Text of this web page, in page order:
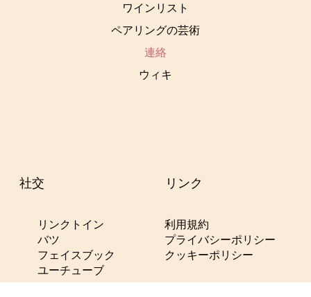
ワインリスト
ペアリングの芸術
連絡
ウィキ
利用規約
プライバシーポリシー
クッキーポリシー
リンク
リンクトイン
バツ
フェイスブック
ユーチューブ
社交